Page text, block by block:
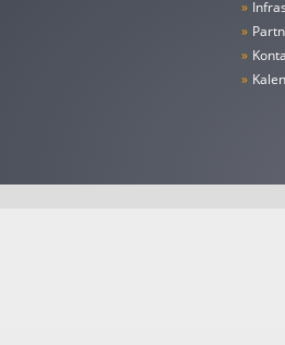
»
»
»
»